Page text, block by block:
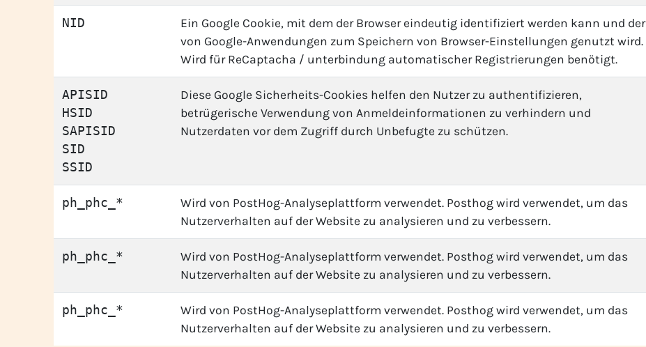
NID
Ein Google Cookie, mit dem der Browser eindeutig identifiziert werden kann und der
von Google-Anwendungen zum Speichern von Browser-Einstellungen genutzt wird.
Wird für ReCaptacha / unterbindung automatischer Registrierungen benötigt.
APISID
HSID
SAPISID
SID
SSID
Diese Google Sicherheits-Cookies helfen den Nutzer zu authentifizieren,
betrügerische Verwendung von Anmeldeinformationen zu verhindern und
Nutzerdaten vor dem Zugriff durch Unbefugte zu schützen.
ph_phc_*
Wird von PostHog-Analyseplattform verwendet. Posthog wird verwendet, um das
Nutzerverhalten auf der Website zu analysieren und zu verbessern.
ph_phc_*
Wird von PostHog-Analyseplattform verwendet. Posthog wird verwendet, um das
Nutzerverhalten auf der Website zu analysieren und zu verbessern.
ph_phc_*
Wird von PostHog-Analyseplattform verwendet. Posthog wird verwendet, um das
Nutzerverhalten auf der Website zu analysieren und zu verbessern.